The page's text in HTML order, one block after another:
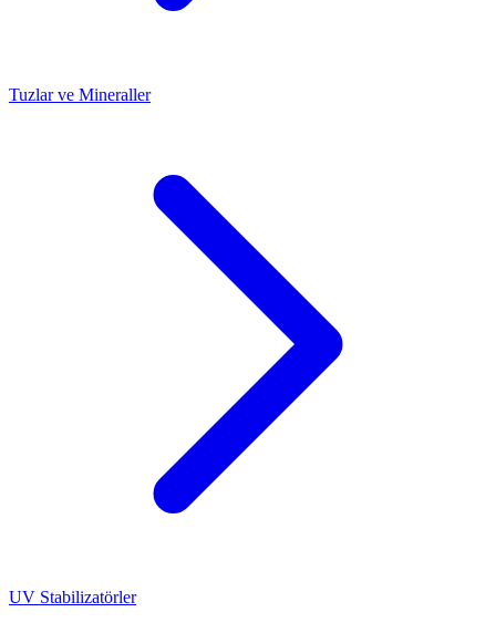
Tuzlar ve Mineraller
UV Stabilizatörler